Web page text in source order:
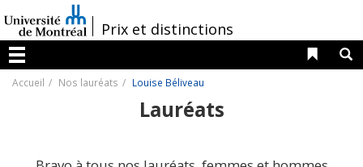
au
contenu
/Prix et distinctions
Menu
Liens
Accueil Nos lauréats Louise Béliveau
Lauréats